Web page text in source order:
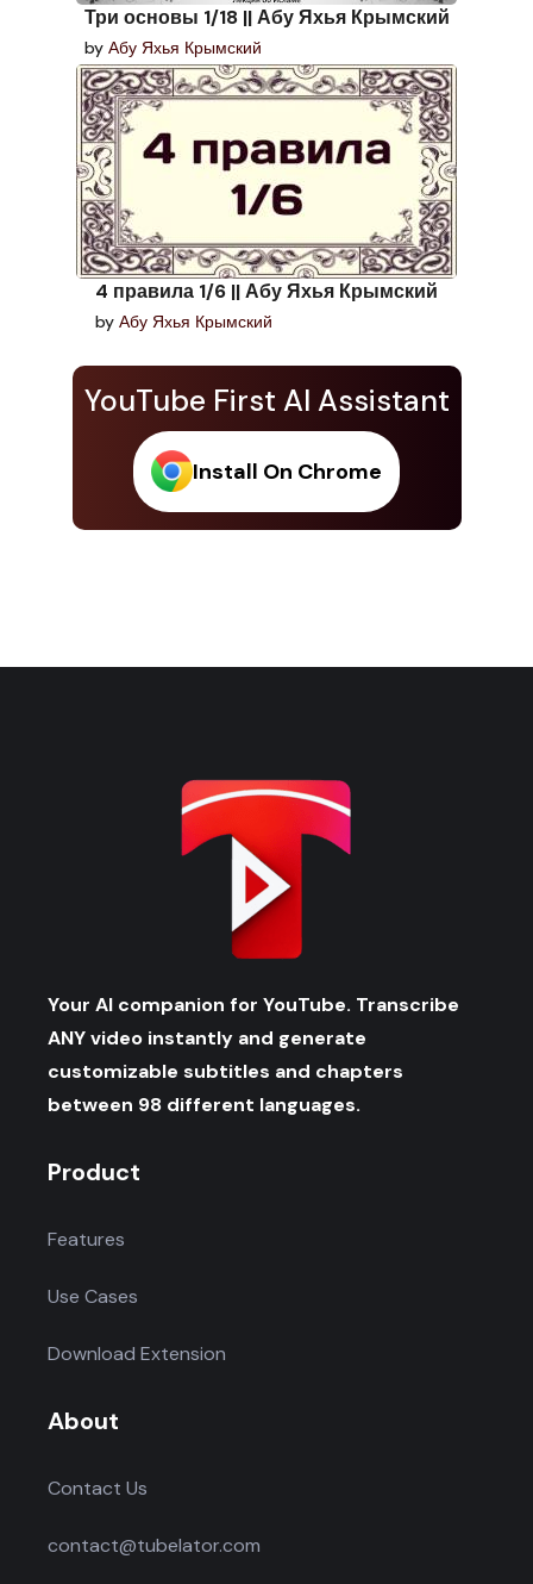
YouTube First AI Assistant
Install On Chrome
Три основы 1/18 || Абу Яхья Крымский
by Абу Яхья Крымский
4 правила 1/6 || Абу Яхья Крымский
by Абу Яхья Крымский
Your AI companion for YouTube. Transcribe
ANY video instantly and generate
customizable subtitles and chapters
between 98 different languages.
Product
Features
Use Cases
Download Extension
About
Contact Us
contact@tubelator.com